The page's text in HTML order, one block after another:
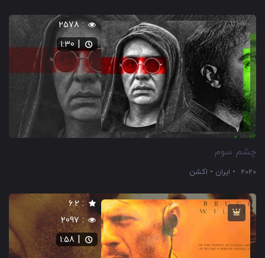
:
2578
|
1:30
چشم سوم
2020 ایران اکشن
:
6.2
:
2097
|
1:58